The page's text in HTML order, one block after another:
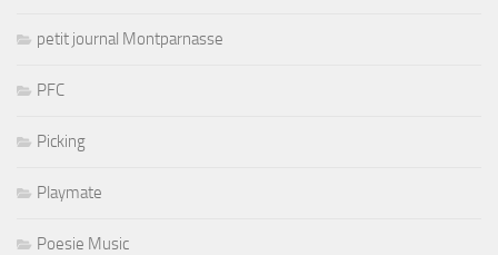
petit journal Montparnasse
PFC
Picking
Playmate
Poesie Music